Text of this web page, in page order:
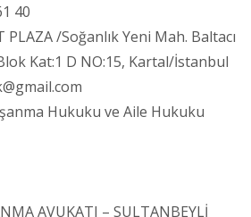
40
/Soğanlık Yeni Mah. Baltacı
Kat:1 D NO:15, Kartal/İstanbul
Hukuku ve Aile Hukuku
AVUKATI – SULTANBEYLİ